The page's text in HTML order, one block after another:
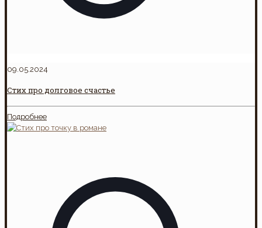
09.05.2024
Стих про долговое счастье
Подробнее